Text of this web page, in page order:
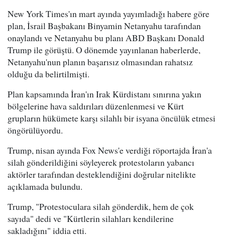
New York Times'ın mart ayında yayımladığı habere göre
plan, İsrail Başbakanı Binyamin Netanyahu tarafından
onaylandı ve Netanyahu bu planı ABD Başkanı Donald
Trump ile görüştü. O dönemde yayınlanan haberlerde,
Netanyahu'nun planın başarısız olmasından rahatsız
olduğu da belirtilmişti.
Plan kapsamında İran'ın Irak Kürdistanı sınırına yakın
bölgelerine hava saldırıları düzenlenmesi ve Kürt
grupların hükümete karşı silahlı bir isyana öncülük etmesi
öngörülüyordu.
Trump, nisan ayında Fox News'e verdiği röportajda İran'a
silah gönderildiğini söyleyerek protestoların yabancı
aktörler tarafından desteklendiğini doğrular nitelikte
açıklamada bulundu.
Trump, "Protestoculara silah gönderdik, hem de çok
sayıda" dedi ve "Kürtlerin silahları kendilerine
sakladığını" iddia etti.